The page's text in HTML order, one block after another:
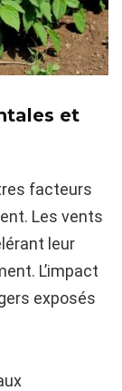
et
facteurs
Les vents
leur
L’impact
exposés